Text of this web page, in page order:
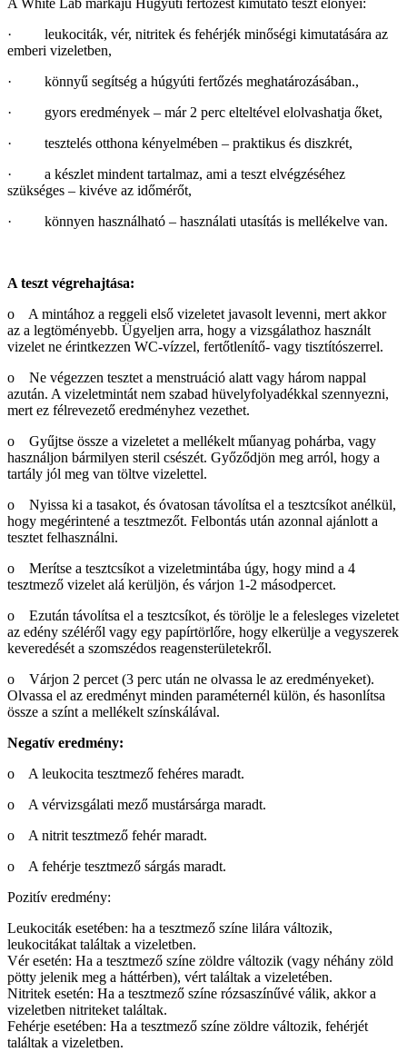
A White Lab márkájú Húgyúti fertőzést kimutató teszt előnyei:
· leukociták, vér, nitritek és fehérjék minőségi kimutatására az
emberi vizeletben,
· könnyű segítség a húgyúti fertőzés meghatározásában.,
· gyors eredmények – már 2 perc elteltével elolvashatja őket,
· tesztelés otthona kényelmében – praktikus és diszkrét,
· a készlet mindent tartalmaz, ami a teszt elvégzéséhez
szükséges – kivéve az időmérőt,
· könnyen használható – használati utasítás is mellékelve van.
A teszt végrehajtása:
o A mintához a reggeli első vizeletet javasolt levenni, mert akkor
az a legtöményebb. Ügyeljen arra, hogy a vizsgálathoz használt
vizelet ne érintkezzen WC-vízzel, fertőtlenítő- vagy tisztítószerrel.
o Ne végezzen tesztet a menstruáció alatt vagy három nappal
azután. A vizeletmintát nem szabad hüvelyfolyadékkal szennyezni,
mert ez félrevezető eredményhez vezethet.
o Gyűjtse össze a vizeletet a mellékelt műanyag pohárba, vagy
használjon bármilyen steril csészét. Győződjön meg arról, hogy a
tartály jól meg van töltve vizelettel.
o Nyissa ki a tasakot, és óvatosan távolítsa el a tesztcsíkot anélkül,
hogy megérintené a tesztmezőt. Felbontás után azonnal ajánlott a
tesztet felhasználni.
o Merítse a tesztcsíkot a vizeletmintába úgy, hogy mind a 4
tesztmező vizelet alá kerüljön, és várjon 1-2 másodpercet.
o Ezután távolítsa el a tesztcsíkot, és törölje le a felesleges vizeletet
az edény széléről vagy egy papírtörlőre, hogy elkerülje a vegyszerek
keveredését a szomszédos reagensterületekről.
o Várjon 2 percet (3 perc után ne olvassa le az eredményeket).
Olvassa el az eredményt minden paraméternél külön, és hasonlítsa
össze a színt a mellékelt színskálával.
Negatív eredmény:
o A leukocita tesztmező fehéres maradt.
o A vérvizsgálati mező mustársárga maradt.
o A nitrit tesztmező fehér maradt.
o A fehérje tesztmező sárgás maradt.
Pozitív eredmény:
Leukociták esetében: ha a tesztmező színe lilára változik,
leukocitákat találtak a vizeletben.
Vér esetén: Ha a tesztmező színe zöldre változik (vagy néhány zöld
pötty jelenik meg a háttérben), vért találtak a vizeletében.
Nitritek esetén: Ha a tesztmező színe rózsaszínűvé válik, akkor a
vizeletben nitriteket találtak.
Fehérje esetében: Ha a tesztmező színe zöldre változik, fehérjét
találtak a vizeletben.